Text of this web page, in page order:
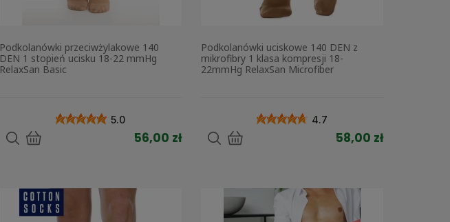
Podkolanówki przeciwżylakowe 140
DEN 1 stopień ucisku 18-22 mmHg
RelaxSan Basic
5.0
56,00 zł
Podkolanówki uciskowe 140 DEN z
mikrofibry 1 klasa kompresji 18-
22mmHg RelaxSan Microfiber
4.7
58,00 zł